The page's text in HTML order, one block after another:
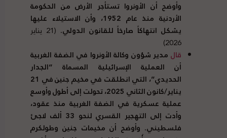
وأوضح أن الأونروا تستأجر الأرض من الحكومة
الأردنية منذ عام 1952، وأن الاستيلاء عليها
يشكل انتهاكاً صارخاً للقانون الدولي.
(21 يناير
2026)
قال مدير شؤون وكالة الأونروا في الضفة الغربية
أن العملية الإسرائيلية المسماة “الجدار
الحديدي”، التي انطلقت في مخيم جنين في 21
يناير/كانون الثاني 2025، تحولت إلى أطول وأوسع
عملية عسكرية في الضفة الغربية منذ عقود،
وأدت إلى التهجير القسري لنحو 33 ألف لاجئ
فلسطيني. وأوضح أن مخيمات جنين وطولكرم